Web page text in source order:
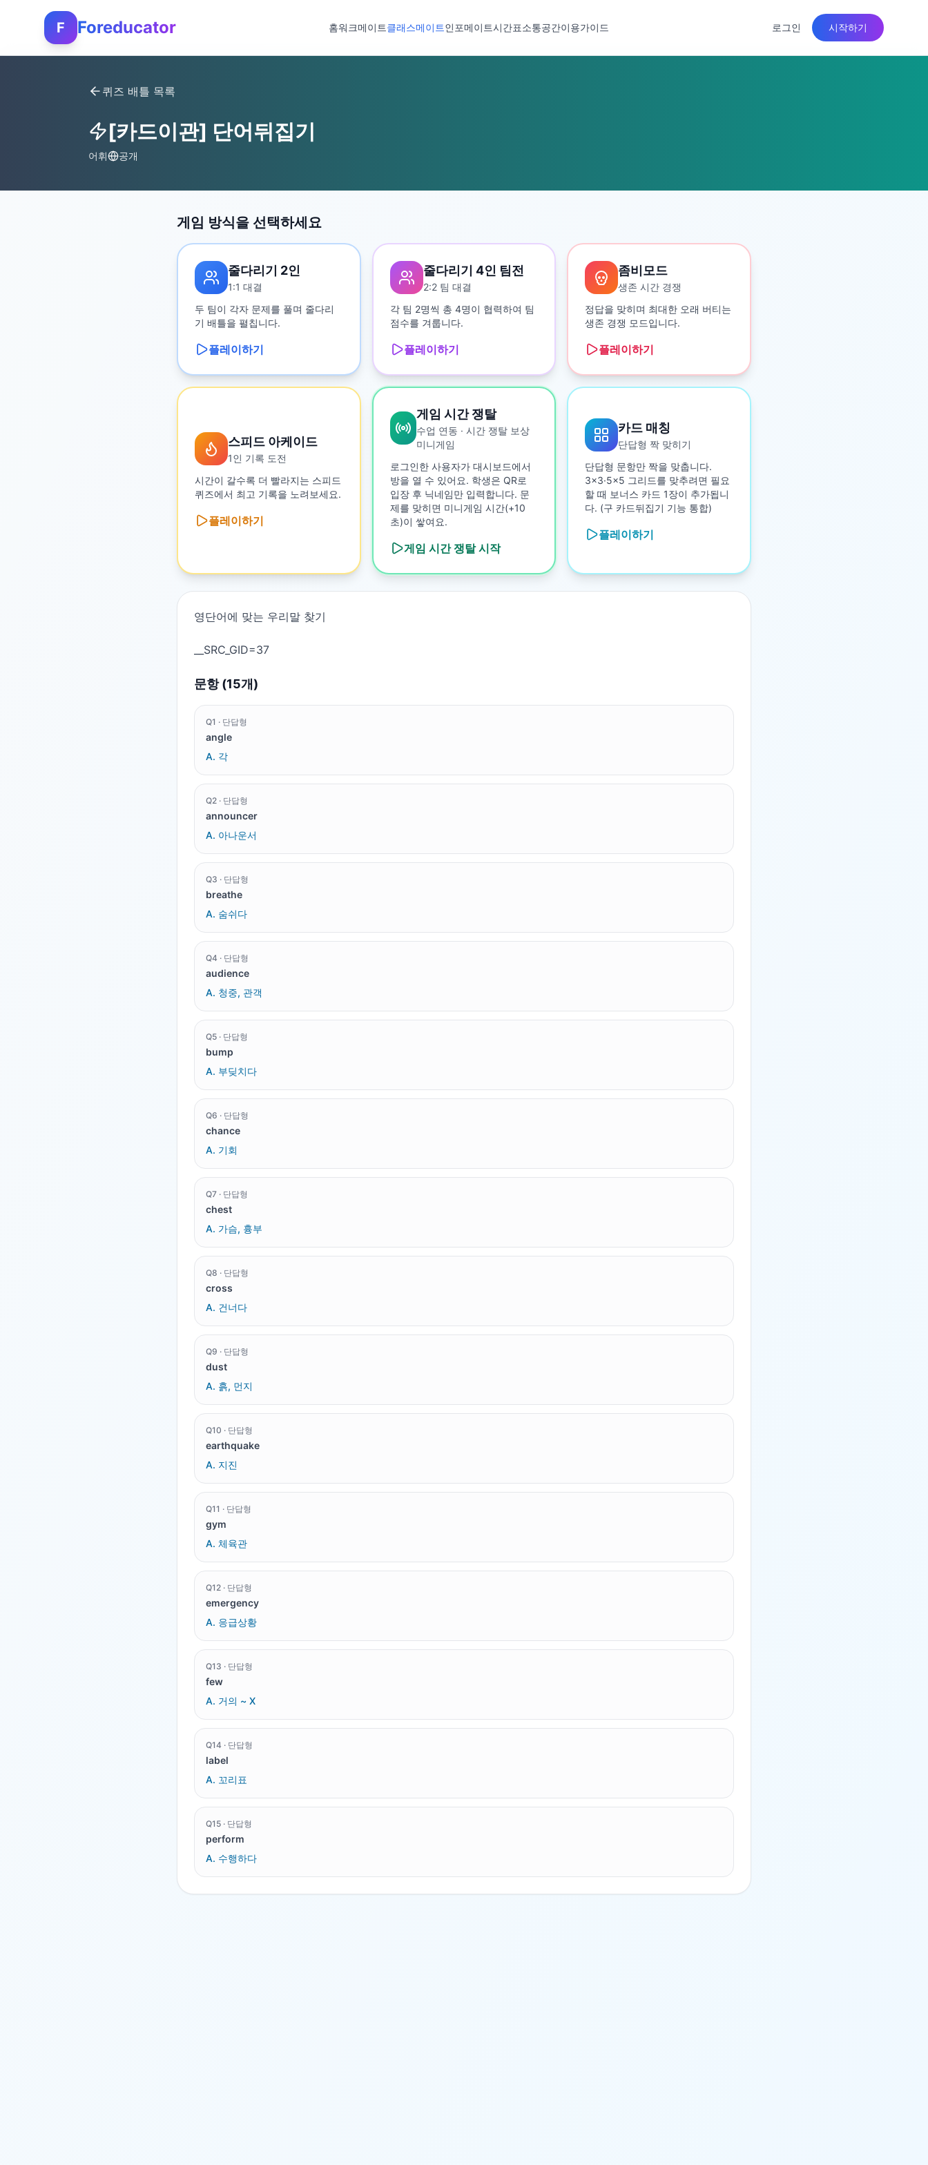
F Foreducator 홈워크메이트클래스메이트인포메이트시간표소통공간이용가이드 로그인 시작하기
퀴즈 배틀 목록
[카드이관] 단어뒤집기
어휘 공개
게임 방식을 선택하세요
줄다리기 2인
1:1 대결
두 팀이 각자 문제를 풀며 줄다리
기 배틀을 펼칩니다.
플레이하기
줄다리기 4인 팀전
2:2 팀 대결
각 팀 2명씩 총 4명이 협력하여 팀
점수를 겨룹니다.
플레이하기
좀비모드
생존 시간 경쟁
정답을 맞히며 최대한 오래 버티는
생존 경쟁 모드입니다.
플레이하기
스피드 아케이드
1인 기록 도전
시간이 갈수록 더 빨라지는 스피드
퀴즈에서 최고 기록을 노려보세요.
플레이하기
게임 시간 쟁탈
수업 연동 · 시간 쟁탈 보상
미니게임
로그인한 사용자가 대시보드에서
방을 열 수 있어요. 학생은 QR로
입장 후 닉네임만 입력합니다. 문
제를 맞히면 미니게임 시간(+10
초)이 쌓여요.
게임 시간 쟁탈시작
카드 매칭
단답형 짝 맞히기
단답형 문항만 짝을 맞춥니다.
3×3·5×5 그리드를 맞추려면 필요
할 때 보너스 카드 1장이 추가됩니
다. (구 카드뒤집기 기능 통합)
플레이하기
영단어에 맞는 우리말 찾기
문항 (15개)
Q1 · 단답형
angle
A. 각
Q2 · 단답형
announcer
A. 아나운서
Q3 · 단답형
breathe
A. 숨쉬다
Q4 · 단답형
audience
A. 청중, 관객
Q5 · 단답형
bump
A. 부딪치다
Q6 · 단답형
chance
A. 기회
Q7 · 단답형
chest
A. 가슴, 흉부
Q8 · 단답형
cross
A. 건너다
Q9 · 단답형
dust
A. 흙, 먼지
Q10 · 단답형
earthquake
A. 지진
Q11 · 단답형
gym
A. 체육관
Q12 · 단답형
emergency
A. 응급상황
Q13 · 단답형
few
A. 거의 ~ X
Q14 · 단답형
label
A. 꼬리표
Q15 · 단답형
perform
A. 수행하다